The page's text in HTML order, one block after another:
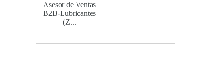
Asesor de Ventas
B2B-Lubricantes
(Z...